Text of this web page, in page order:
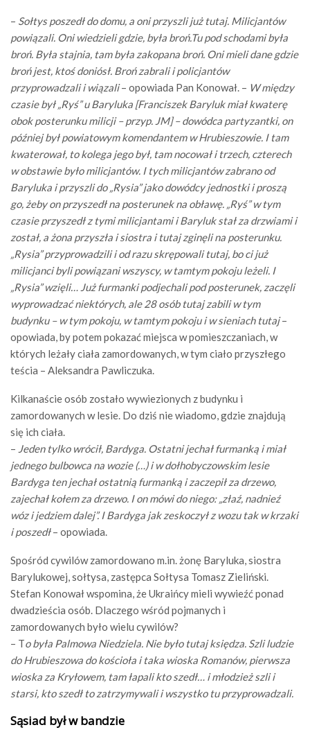
– Sołtys poszedł do domu, a oni przyszli już tutaj. Milicjantów
powiązali. Oni wiedzieli gdzie, była broń.Tu pod schodami była
broń. Była stajnia, tam była zakopana broń. Oni mieli dane gdzie
broń jest, ktoś doniósł. Broń zabrali i policjantów
przyprowadzali i wiązali– opowiada Pan Konował. – W między
czasie był „Ryś” u Baryluka [Franciszek Baryluk miał kwaterę
obok posterunku milicji – przyp. JM] – dowódca partyzantki, on
później był powiatowym komendantem w Hrubieszowie. I tam
kwaterował, to kolega jego był, tam nocował i trzech, czterech
w obstawie było milicjantów. I tych milicjantów zabrano od
Baryluka i przyszli do „Rysia” jako dowódcy jednostki i proszą
go, żeby on przyszedł na posterunek na obławę. „Ryś” w tym
czasie przyszedł z tymi milicjantami i Baryluk stał za drzwiami i
został, a żona przyszła i siostra i tutaj zginęli na posterunku.
„Rysia” przyprowadzili i od razu skrępowali tutaj, bo ci już
milicjanci byli powiązani wszyscy, w tamtym pokoju leżeli. I
„Rysia” wzięli… Już furmanki podjechali pod posterunek, zaczęli
wyprowadzać niektórych, ale 28 osób tutaj zabili w tym
budynku – w tym pokoju, w tamtym pokoju i w sieniach tutaj–
opowiada, by potem pokazać miejsca w pomieszczaniach, w
których leżały ciała zamordowanych, w tym ciało przyszłego
teścia – Aleksandra Pawliczuka.
Kilkanaście osób zostało wywiezionych z budynku i
zamordowanych w lesie. Do dziś nie wiadomo, gdzie znajdują
się ich ciała.
– Jeden tylko wrócił, Bardyga. Ostatni jechał furmanką i miał
jednego bulbowca na wozie (…) i w dołhobyczowskim lesie
Bardyga ten jechał ostatnią furmanką i zaczepił za drzewo,
zajechał kołem za drzewo. I on mówi do niego: „złaź, nadnieź
wóz i jedziem dalej”. I Bardyga jak zeskoczył z wozu tak w krzaki
i poszedł– opowiada.
Spośród cywilów zamordowano m.in. żonę Baryluka, siostra
Barylukowej, sołtysa, zastępca Sołtysa Tomasz Zieliński.
Stefan Konował wspomina, że Ukraińcy mieli wywieźć ponad
dwadzieścia osób. Dlaczego wśród pojmanych i
zamordowanych było wielu cywilów?
– To była Palmowa Niedziela. Nie było tutaj księdza. Szli ludzie
do Hrubieszowa do kościoła i taka wioska Romanów, pierwsza
wioska za Kryłowem, tam łapali kto szedł… i młodzież szli i
starsi, kto szedł to zatrzymywali i wszystko tu przyprowadzali.
Sąsiad był w bandzie